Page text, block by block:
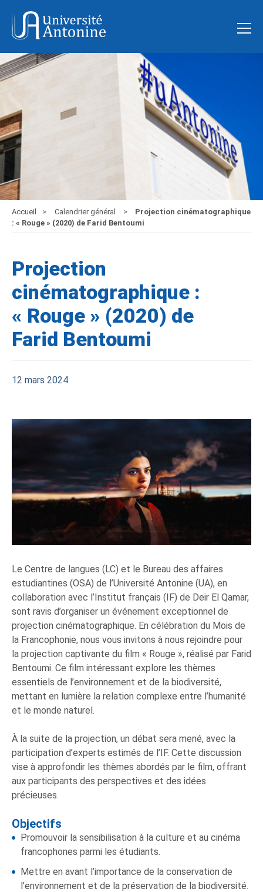
Accueil Calendrier général
Projection cinématographique
: « Rouge » (2020) de Farid Bentoumi
Projection
cinématographique :
« Rouge » (2020) de
Farid Bentoumi
12 mars 2024
Le Centre de langues (LC) et le Bureau des affaires
estudiantines (OSA) de l’Université Antonine (UA), en
collaboration avec l’Institut français (IF) de Deir El Qamar,
sont ravis d’organiser un événement exceptionnel de
projection cinématographique. En célébration du Mois de
la Francophonie, nous vous invitons à nous rejoindre pour
la projection captivante du film « Rouge », réalisé par Farid
Bentoumi. Ce film intéressant explore les thèmes
essentiels de l’environnement et de la biodiversité,
mettant en lumière la relation complexe entre l’humanité
et le monde naturel.
À la suite de la projection, un débat sera mené, avec la
participation d’experts estimés de l’IF. Cette discussion
vise à approfondir les thèmes abordés par le film, offrant
aux participants des perspectives et des idées
précieuses.
Objectifs
Promouvoir la sensibilisation à la culture et au cinéma
francophones parmi les étudiants.
Mettre en avant l’importance de la conservation de
l’environnement et de la préservation de la biodiversité.